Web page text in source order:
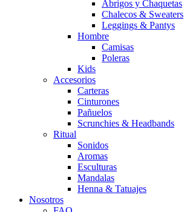
Abrigos y Chaquetas
Chalecos & Sweaters
Leggings & Pantys
Hombre
Camisas
Poleras
Kids
Accesorios
Carteras
Cinturones
Pañuelos
Scrunchies & Headbands
Ritual
Sonidos
Aromas
Esculturas
Mandalas
Henna & Tatuajes
Nosotros